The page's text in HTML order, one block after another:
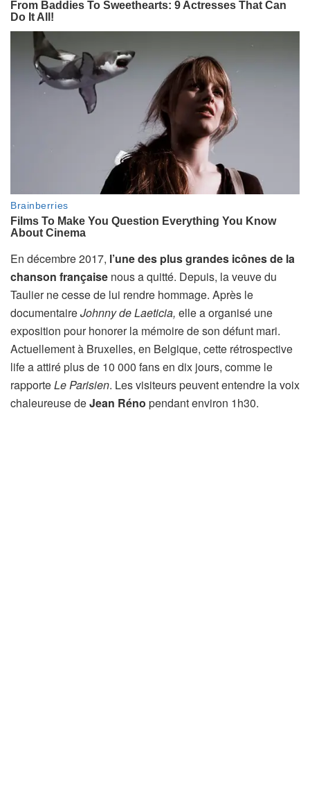
En décembre 2017, l’une des plus grandes icônes de la
chanson française nous a quitté. Depuis, la veuve du
Taulier ne cesse de lui rendre hommage. Après le
documentaireJohnny de Laeticia, elle a organisé une
exposition pour honorer la mémoire de son défunt mari.
Actuellement à Bruxelles, en Belgique, cette rétrospective
life a attiré plus de 10 000 fans en dix jours, comme le
rapporteLe Parisien. Les visiteurs peuvent entendre la voix
chaleureuse deJean Réno pendant environ 1h30.